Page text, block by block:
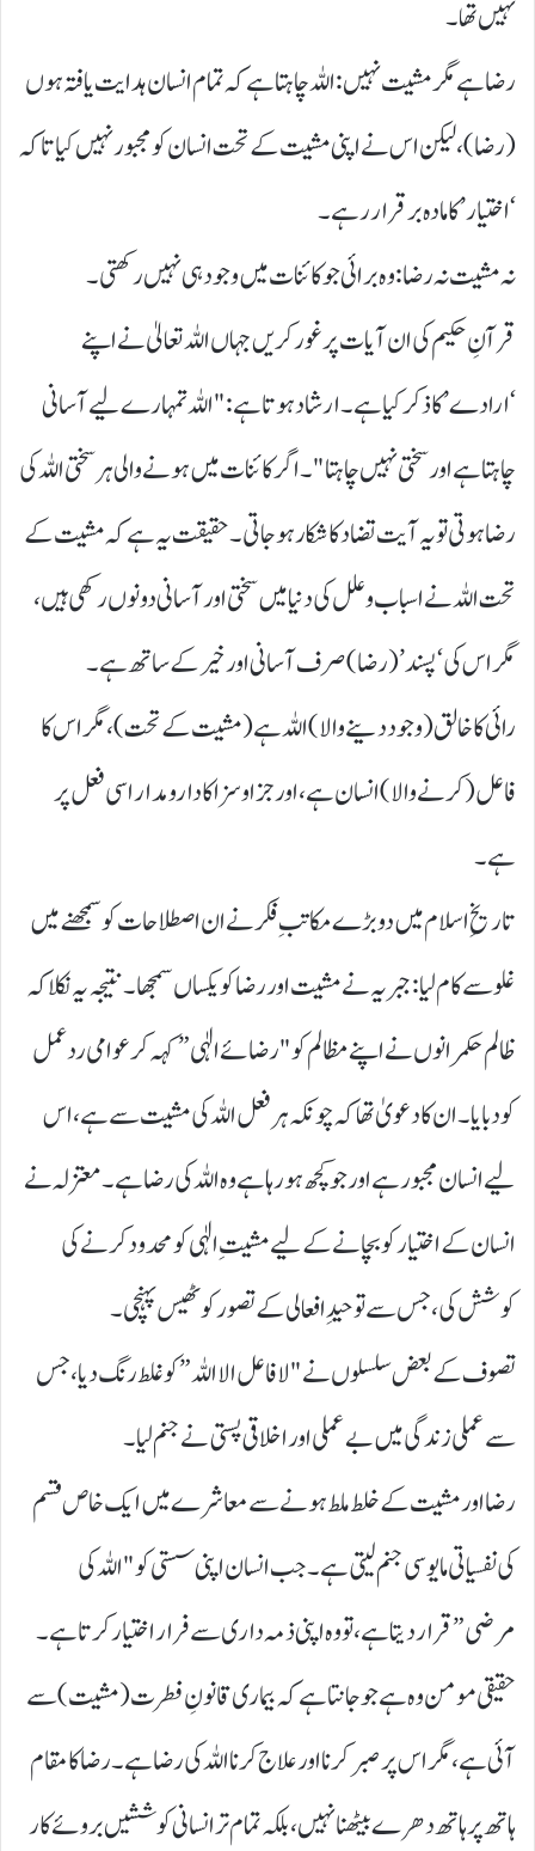
نہیں تھا۔
رضا ہے مگر مشیت نہیں: اللہ چاہتا ہے کہ تمام انسان ہدایت یافتہ ہوں
( رضا)، لیکن اس نے اپنی مشیت کے تحت انسان کو مجبور نہیں کیا تاکہ
‘اختیار’ کا مادہ برقرار رہے۔
نہ مشیت نہ رضا: وہ برائی جو کائنات میں وجود ہی نہیں رکھتی۔
قرآنِ حکیم کی ان آیات پر غور کریں جہاں اللہ تعالیٰ نے اپنے
‘ارادے’ کا ذکر کیا ہے۔ ارشاد ہوتا ہے: "اللہ تمہارے لیے آسانی
چاہتا ہے اور سختی نہیں چاہتا "۔ اگر کائنات میں ہونے والی ہر سختی اللہ کی
رضا ہوتی تو یہ آیت تضاد کا شکار ہو جاتی۔ حقیقت یہ ہے کہ مشیت کے
تحت اللہ نے اسباب و علل کی دنیا میں سختی اور آسانی دونوں رکھی ہیں،
مگر اس کی ‘پسند’ (رضا) صرف آسانی اور خیر کے ساتھ ہے۔
رائی کا خالق ( وجود دینے والا) اللہ ہے ( مشیت کے تحت)، مگر اس کا
فاعل ( کرنے والا) انسان ہے، اور جزا و سزا کا دارومدار اسی فعل پر
ہے۔
تاریخِ اسلام میں دو بڑے مکاتبِ فکر نے ان اصطلاحات کو سمجھنے میں
غلو سے کام لیا: جبریہ نے مشیت اور رضا کو یکساں سمجھا۔ نتیجہ یہ نکلا کہ
ظالم حکمرانوں نے اپنے مظالم کو "رضائے الٰہی” کہہ کر عوامی ردعمل
کو دبایا۔ ان کا دعویٰ تھا کہ چونکہ ہر فعل اللہ کی مشیت سے ہے، اس
لیے انسان مجبور ہے اور جو کچھ ہو رہا ہے وہ اللہ کی رضا ہے۔ معتزلہ نے
انسان کے اختیار کو بچانے کے لیے مشیتِ الٰہی کو محدود کرنے کی
کوشش کی، جس سے توحیدِ افعالی کے تصور کو ٹھیس پہنچی۔
تصوف کے بعض سلسلوں نے "لا فاعل الا اللہ” کو غلط رنگ دیا، جس
سے عملی زندگی میں بے عملی اور اخلاقی پستی نے جنم لیا۔
رضا اور مشیت کے خلط ملط ہونے سے معاشرے میں ایک خاص قسم
کی نفسیاتی مایوسی جنم لیتی ہے۔ جب انسان اپنی سستی کو "اللہ کی
مرضی” قرار دیتا ہے، تو وہ اپنی ذمہ داری سے فرار اختیار کرتا ہے۔
حقیقی مومن وہ ہے جو جانتا ہے کہ بیماری قانونِ فطرت ( مشیت) سے
آئی ہے، مگر اس پر صبر کرنا اور علاج کرنا اللہ کی رضا ہے۔ رضا کا مقام
ہاتھ پر ہاتھ دھرے بیٹھنا نہیں، بلکہ تمام تر انسانی کوششیں بروئے کار